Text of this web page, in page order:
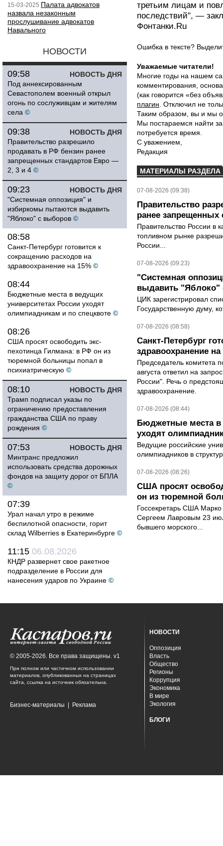
15-03-2025 Палата адвокатов
назвала незаконным
прослушивание адвокатов
Навального
НОВОСТИ
НОВОСТЬ ДНЯ
09:58
Под аннексированным
Севастополем военный открыл
огонь по сослуживцам и жителям
села ©
НОВОСТЬ ДНЯ
09:38
Правительство разрешило
продавать в РФ бензин ранее
запрещенных стандартов Евро —
2, 3 и 4 ©
НОВОСТЬ ДНЯ
09:23
"Системная оппозиция" и
избиркомы пытаются выдавить
"Яблоко" с выборов ©
08:58
Санкт-Петербург готовится к
сокращению расходов на
здравоохранение на 15% ©
08:44
Бюджетные места в ведущих
университетах России уходят
олимпиадникам и по спецквоте ©
08:26
США просят освободить экс-
пехотинца Гилмана: в РФ он из
тюремной больницы попал в
психиатрическую ©
НОВОСТЬ ДНЯ
08:10
Трамп подписал указы по
ограничению предоставления
гражданства США по праву
рождения ©
НОВОСТЬ ДНЯ
07:53
Минтранс предложил
использовать средства дорожных
фондов на защиту дорог от БПЛА
©
07:39
Урал начал утро в режиме
беспилотной опасности, горит
склад Wilberries в Екатеринбурге ©
11:15 06.08.2026
КНДР развернет свое ракетное
подразделение в России для
нанесения ударов по Украине ©
третьим лицам и
последствий", —
Фонтанки.Ru
Ошибка в тексте?
Уважаемые читатели!
Многие годы на нашем
комментирования,
(как говорится «без
плагин . Отключил не
Таким образом, вы и мы
Мы постараемся найти
потребуется время.
С уважением,
Редакция
МАТЕРИАЛЫ РАЗДЕЛА
07-08-2026 (09:38)
Правительство
ранее запрещенных
Правительство России в
топливном рынке
России...
07-08-2026 (09:23)
"Системная
выдавить "Яблоко"
ЦИК зарегистрировал
Государственную думу,
07-08-2026 (08:58)
Санкт-Петербург
здравоохранение на
Председатель комитета
августа ответил на
России". Речь о
здравоохранение.
07-08-2026 (08:44)
Бюджетные места в
уходят
Ведущие российские
олимпиадников в
07-08-2026 (08:26)
США просят
он из тюремной
Госсекретарь США
Сергеем Лавровым 23
бывшего морского...
© 2005-2026. Все права защищены. v1
При полном или частичном использовании
материалов, опубликованных на страницах
сайта, ссылка на источник обязательна.
Бизнес-материалы Реклама
НОВОСТИ
Оппозиция
Власть
Общество
Регионы
Коррупция
Экономика
В мире
Экология
БЛОГИ